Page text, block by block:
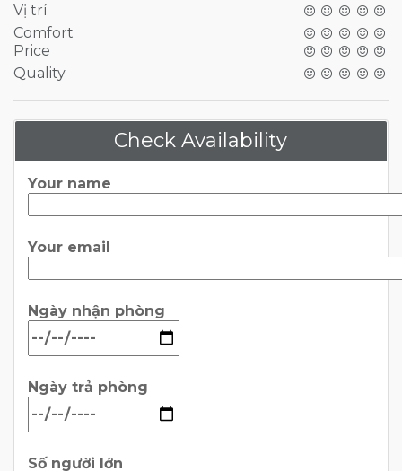
Vị trí
Comfort
Price
Quality
Check Availability
Your name
Your email
Ngày nhận phòng
Ngày trả phòng
Số người lớn